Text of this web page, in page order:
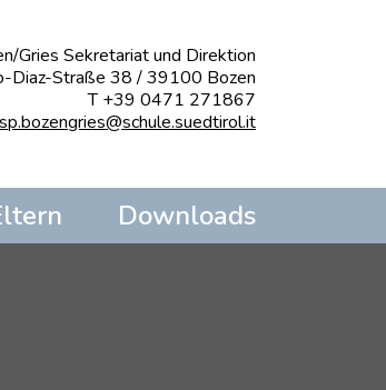
Gries Sekretariat und Direktion
Diaz-Straße 38 / 39100 Bozen
T +39 0471 271867
Downloads